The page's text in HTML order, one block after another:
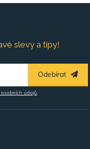
slevy a tipy!
Odebírat
údajů.